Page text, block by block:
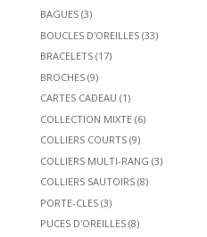
BAGUES (3)
BOUCLES D'OREILLES (33)
BRACELETS (17)
BROCHES (9)
CARTES CADEAU (1)
COLLECTION MIXTE (6)
COLLIERS COURTS (9)
COLLIERS MULTI-RANG (3)
COLLIERS SAUTOIRS (8)
PORTE-CLES (3)
PUCES D'OREILLES (8)